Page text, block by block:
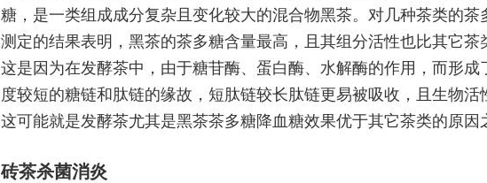
糖，是一类组成成分复杂且变化较大的混合物黑茶。对几种茶类的茶
测定的结果表明，黑茶的茶多糖含量最高，且其组分活性也比其它茶
这是因为在发酵茶中，由于糖苷酶、蛋白酶、水解酶的作用，而形成
度较短的糖链和肽链的缘故，短肽链较长肽链更易被吸收，且生物活
这可能就是发酵茶尤其是黑茶茶多糖降血糖效果优于其它茶类的原因
砖茶杀菌消炎